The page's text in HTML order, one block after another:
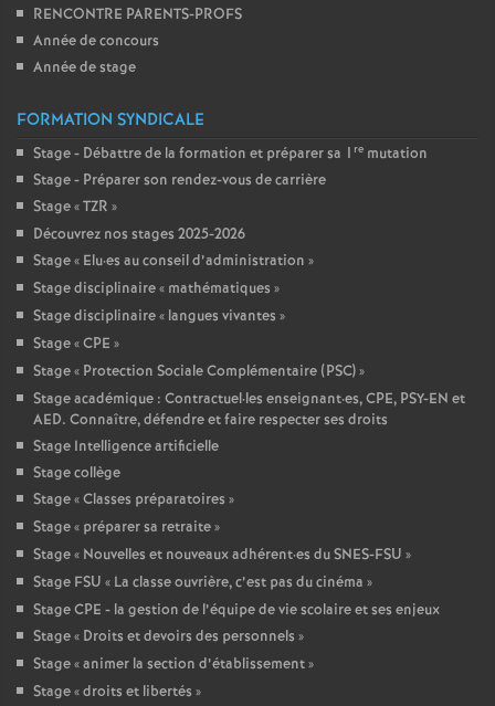
RENCONTRE PARENTS-PROFS
Année de concours
Année de stage
FORMATION SYNDICALE
Stage - Débattre de la formation et préparer sa 1 re mutation
Stage - Préparer son rendez-vous de carrière
Stage «TZR »
Découvrez nos stages 2025-2026
Stage « Elu·es au conseil d’administration »
Stage disciplinaire « mathématiques »
Stage disciplinaire « langues vivantes »
Stage «CPE »
Stage « Protection Sociale Complémentaire (PSC)»
Stage académique : Contractuel·les enseignant·es, CPE, PSY-EN et
AED. Connaître, défendre et faire respecter ses droits
Stage Intelligence artificielle
Stage collège
Stage «Classes préparatoires »
Stage « préparer sa retraite»
Stage « Nouvelles et nouveaux adhérent·es du SNES-FSU »
Stage FSU « La classe ouvrière, c’est pas du cinéma »
Stage CPE - la gestion de l’équipe de vie scolaire et ses enjeux
Stage « Droits et devoirs des personnels »
Stage «animer la section d’établissement»
Stage «droits et libertés »